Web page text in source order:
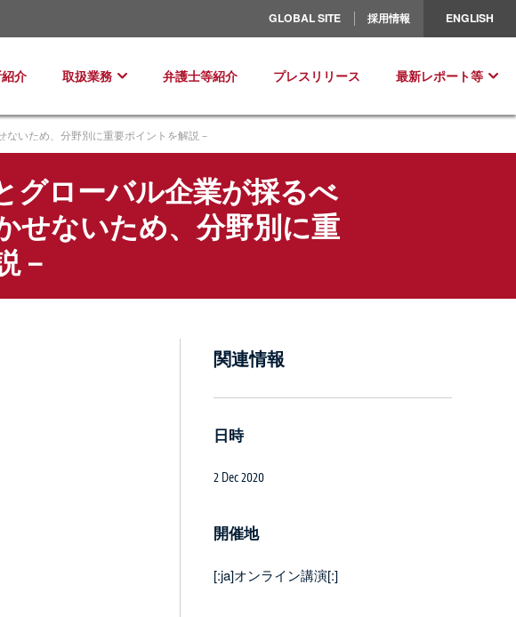
GLOBAL SITE 採用情報 ENGLISH
介 取扱業務
ヨーロッパ
弁護士等紹介 プレスリリース 最新レポート等
いため、分野別に重要ポイントを解説－
グローバル企業が採るべ
せないため、分野別に重
－
関連情報
日時
2 Dec 2020
開催地
[:ja]オンライン講演[:]